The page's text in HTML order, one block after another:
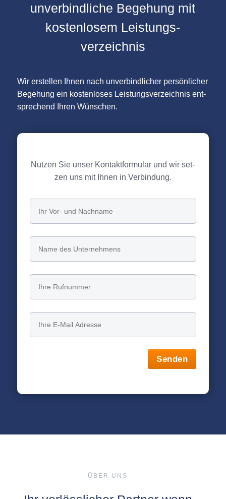
unverbindliche Begehung mit
kostenlosem Leistungs­
verzeichnis
Wir erstel­len Ihnen nach unver­bind­li­cher per­sön­li­cher
Bege­hung ein kos­ten­lo­ses Leis­tungs­ver­zeich­nis ent­
spre­chend Ihren Wün­schen.
Nut­zen Sie unser Kon­takt­for­mu­lar und wir set­
zen uns mit Ihnen in Ver­bin­dung.
Senden
ÜBER UNS